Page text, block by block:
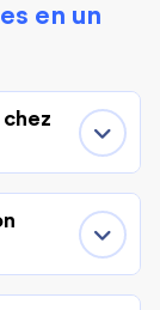
en un